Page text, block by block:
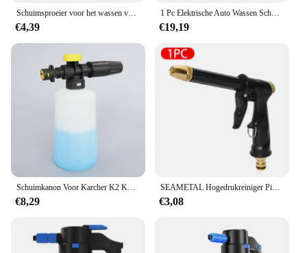
€4,39
1 Pc Elektrische Auto Wassen Schuim Spuitpot Speciaal Voor Hogedruk Spray Auto Wassen Ventilator Type Pneumatische Algemeen Doel Spray
€19,19
€8,29
SEAMETAL Hogedrukreiniger Pistool Schuimkanon Tuin Sprinkler Sproeier Car Cleaning Tool Kit Auto-Detailing Car Wash Accessoires
€3,08